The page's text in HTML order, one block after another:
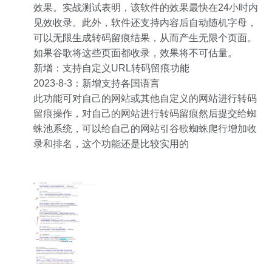
效果。实战测试表明，该软件的效果最快在24小时内
见效收录。此外，软件还支持内容后自动随机字母，
可以无限生成转码留痕结果，从而产生无限个页面。
如果谷歌将这些页面都收录，效果将不可估量。
新增：支持自定义URL转码留痕功能
2023-8-3：新增支持各国语言
此功能可对自己的网站或其他自定义的网站进行转码
留痕操作，对自己的网站进行转码留痕然后提交给蜘
蛛池系统，可以给自己的网站引谷歌蜘蛛爬行增加收
录和排名，这个功能还是比较实用的